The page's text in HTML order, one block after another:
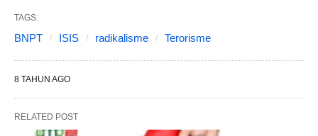
TAGS:
BNPT ISIS radikalisme Terorisme
8 TAHUN AGO
RELATED POST